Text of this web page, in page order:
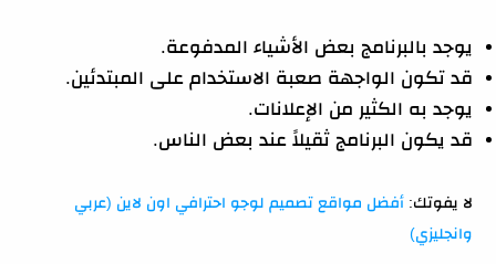
يوجد بالبرنامج بعض الأشياء المدفوعة.
قد تكون الواجهة صعبة الاستخدام على المبتدئين.
يوجد به الكثير من الإعلانات.
قد يكون البرنامج ثقيلاً عند بعض الناس.
لا يفوتك:أفضل مواقع تصميم لوجو احترافي اون لاين (عربي
وانجليزي)